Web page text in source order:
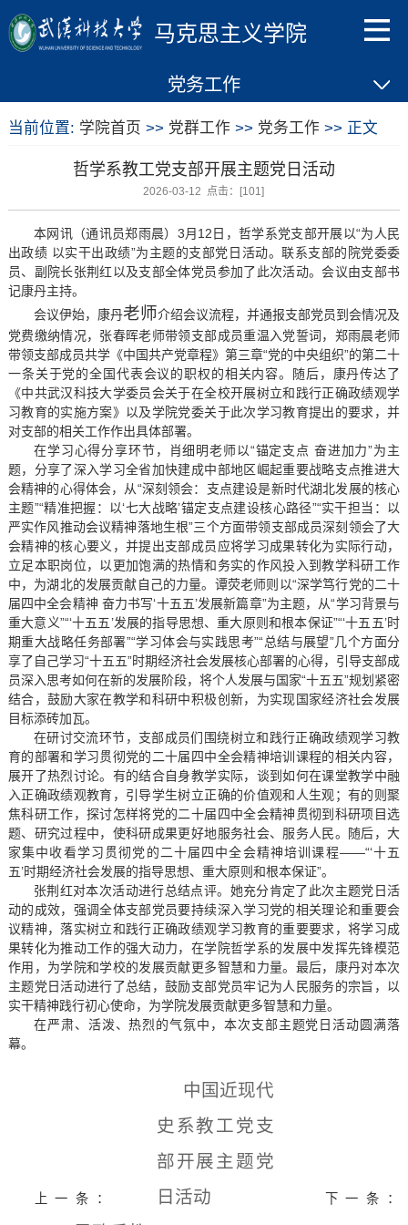
马克思主义学院
党务工作
当前位置: 学院首页 >> 党群工作 >> 党务工作 >> 正文
哲学系教工党支部开展主题党日活动
2026-03-12 点击：[101]
本网讯（通讯员郑雨晨）3月12日，哲学系党支部开展以“为人民
出政绩 以实干出政绩”为主题的支部党日活动。联系支部的院党委委
员、副院长张荆红以及支部全体党员参加了此次活动。会议由支部书
记康丹主持。
会议伊始，康丹老师介绍会议流程，并通报支部党员到会情况及
党费缴纳情况，张春晖老师带领支部成员重温入党誓词，郑雨晨老师
带领支部成员共学《中国共产党章程》第三章“党的中央组织”的第二十
一条关于党的全国代表会议的职权的相关内容。随后，康丹传达了
《中共武汉科技大学委员会关于在全校开展树立和践行正确政绩观学
习教育的实施方案》以及学院党委关于此次学习教育提出的要求，并
对支部的相关工作作出具体部署。
在学习心得分享环节，肖细明老师以“锚定支点 奋进加力”为主
题，分享了深入学习全省加快建成中部地区崛起重要战略支点推进大
会精神的心得体会，从“深刻领会：支点建设是新时代湖北发展的核心
主题”“精准把握：以‘七大战略’锚定支点建设核心路径”“实干担当：以
严实作风推动会议精神落地生根”三个方面带领支部成员深刻领会了大
会精神的核心要义，并提出支部成员应将学习成果转化为实际行动，
立足本职岗位，以更加饱满的热情和务实的作风投入到教学科研工作
中，为湖北的发展贡献自己的力量。谭荧老师则以“深学笃行党的二十
届四中全会精神 奋力书写‘十五五’发展新篇章”为主题，从“学习背景与
重大意义”“‘十五五’发展的指导思想、重大原则和根本保证”“‘十五五’时
期重大战略任务部署”“学习体会与实践思考”“总结与展望”几个方面分
享了自己学习“十五五”时期经济社会发展核心部署的心得，引导支部成
员深入思考如何在新的发展阶段，将个人发展与国家“十五五”规划紧密
结合，鼓励大家在教学和科研中积极创新，为实现国家经济社会发展
目标添砖加瓦。
在研讨交流环节，支部成员们围绕树立和践行正确政绩观学习教
育的部署和学习贯彻党的二十届四中全会精神培训课程的相关内容，
展开了热烈讨论。有的结合自身教学实际，谈到如何在课堂教学中融
入正确政绩观教育，引导学生树立正确的价值观和人生观；有的则聚
焦科研工作，探讨怎样将党的二十届四中全会精神贯彻到科研项目选
题、研究过程中，使科研成果更好地服务社会、服务人民。随后，大
家集中收看学习贯彻党的二十届四中全会精神培训课程——“‘十五
五’时期经济社会发展的指导思想、重大原则和根本保证”。
张荆红对本次活动进行总结点评。她充分肯定了此次主题党日活
动的成效，强调全体支部党员要持续深入学习党的相关理论和重要会
议精神，落实树立和践行正确政绩观学习教育的重要要求，将学习成
果转化为推动工作的强大动力，在学院哲学系的发展中发挥先锋模范
作用，为学院和学校的发展贡献更多智慧和力量。最后，康丹对本次
主题党日活动进行了总结，鼓励支部党员牢记为人民服务的宗旨，以
实干精神践行初心使命，为学院发展贡献更多智慧和力量。
在严肃、活泼、热烈的气氛中，本次支部主题党日活动圆满落
幕。
上一条：
中国近现代
史系教工党支
部开展主题党
日活动
下一条：